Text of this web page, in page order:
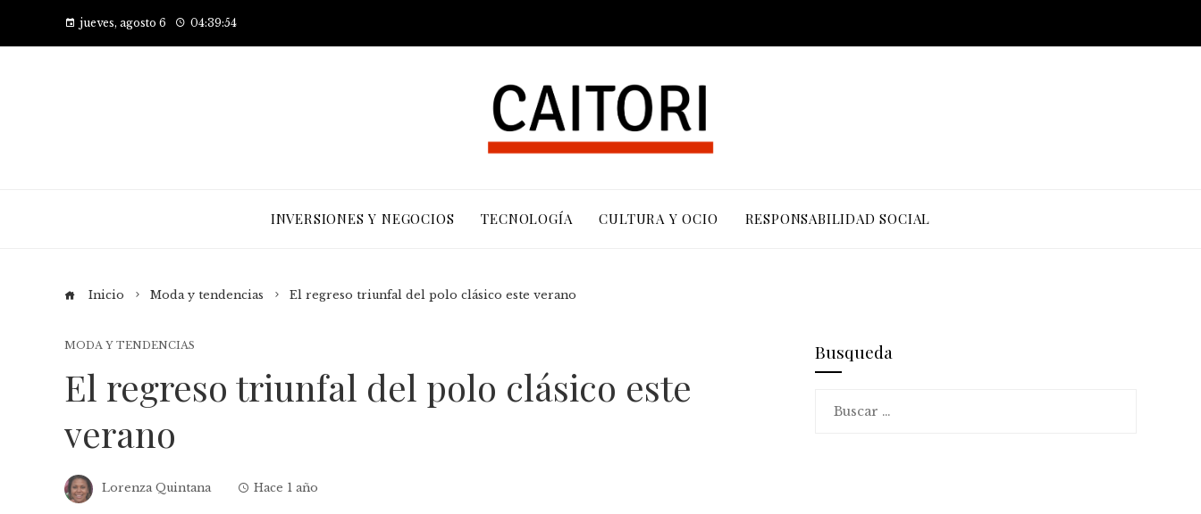
jueves, agosto 6 04:39:54
INVERSIONES Y NEGOCIOS TECNOLOGÍA CULTURA Y OCIO RESPONSABILIDAD SOCIAL
Inicio Moda y tendencias El regreso triunfal del polo clásico este verano
MODA Y TENDENCIAS
El regreso triunfal del polo clásico este
verano
Lorenza Quintana Hace 1 año
Busqueda